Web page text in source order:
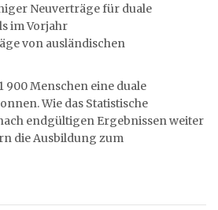
Neuverträge für duale
im Vorjahr
von ausländischen
900 Menschen eine duale
Wie das Statistische
endgültigen Ergebnissen weiter
die Ausbildung zum